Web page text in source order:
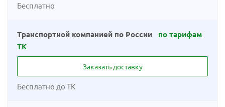
Бесплатно
Транспортной компанией по России
по тарифам
ТК
Бесплатно до ТК
Заказать доставку